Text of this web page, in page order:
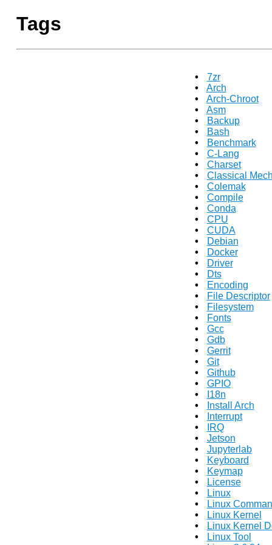
Tags
7zr
Arch
Arch-Chroot
Asm
Backup
Bash
Benchmark
C-Lang
Charset
Classical
Colemak
Compile
Conda
CPU
CUDA
Debian
Docker
Driver
Dts
Encoding
File Descriptor
Filesystem
Fonts
Gcc
Gdb
Gerrit
Git
Github
GPIO
I18n
Install Arch
Interrupt
IRQ
Jetson
Jupyterlab
Keyboard
Keymap
License
Linux
Linux
Linux Kernel
Linux Kernel
Linux Tool